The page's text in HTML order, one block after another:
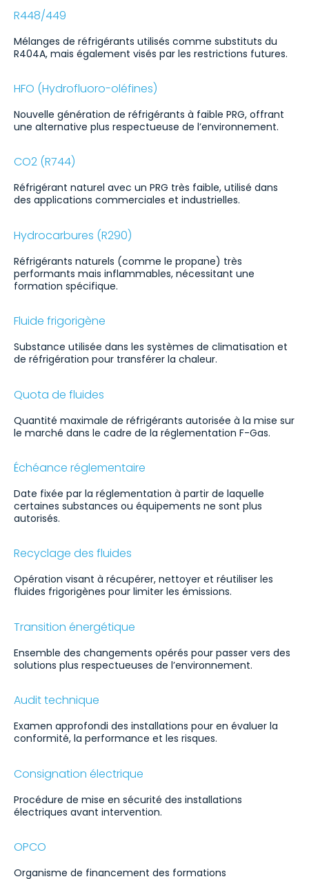
R448/449
Mélanges de réfrigérants utilisés comme substituts du
R404A, mais également visés par les restrictions futures.
HFO (Hydrofluoro-oléfines)
Nouvelle génération de réfrigérants à faible PRG, offrant
une alternative plus respectueuse de l’environnement.
CO2 (R744)
Réfrigérant naturel avec un PRG très faible, utilisé dans
des applications commerciales et industrielles.
Hydrocarbures (R290)
Réfrigérants naturels (comme le propane) très
performants mais inflammables, nécessitant une
formation spécifique.
Fluide frigorigène
Substance utilisée dans les systèmes de climatisation et
de réfrigération pour transférer la chaleur.
Quota de fluides
Quantité maximale de réfrigérants autorisée à la mise sur
le marché dans le cadre de la réglementation F-Gas.
Échéance réglementaire
Date fixée par la réglementation à partir de laquelle
certaines substances ou équipements ne sont plus
autorisés.
Recyclage des fluides
Opération visant à récupérer, nettoyer et réutiliser les
fluides frigorigènes pour limiter les émissions.
Transition énergétique
Ensemble des changements opérés pour passer vers des
solutions plus respectueuses de l’environnement.
Audit technique
Examen approfondi des installations pour en évaluer la
conformité, la performance et les risques.
Consignation électrique
Procédure de mise en sécurité des installations
électriques avant intervention.
OPCO
Organisme de financement des formations